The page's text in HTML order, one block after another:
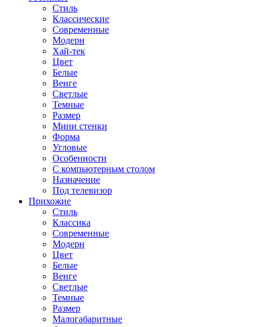
Стиль
Классические
Современные
Модерн
Хай-тек
Цвет
Белые
Венге
Светлые
Темные
Размер
Мини стенки
Форма
Угловые
Особенности
С компьютерным столом
Назначение
Под телевизор
Прихожие
Стиль
Классика
Современные
Модерн
Цвет
Белые
Венге
Светлые
Темные
Размер
Малогабаритные